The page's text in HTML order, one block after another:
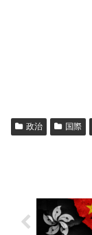
政治 国際